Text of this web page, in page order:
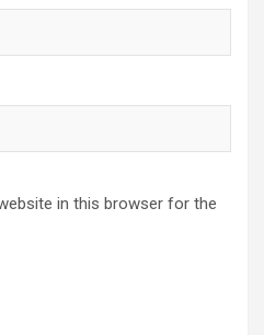
in this browser for the